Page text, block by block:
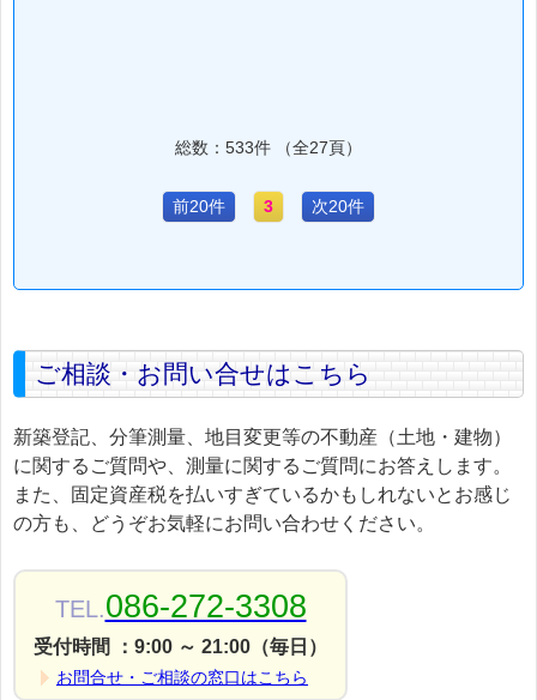
総数：533件 （全27頁）
前20件 3 次20件
ご相談・お問い合せはこちら
新築登記、分筆測量、地目変更等の不動産（土地・建物）
に関するご質問や、測量に関するご質問にお答えします。
また、固定資産税を払いすぎているかもしれないとお感じ
の方も、どうぞお気軽にお問い合わせください。
TEL.086-272-3308
受付時間 ：9:00 ～ 21:00（毎日）
お問合せ・ご相談の窓口はこちら